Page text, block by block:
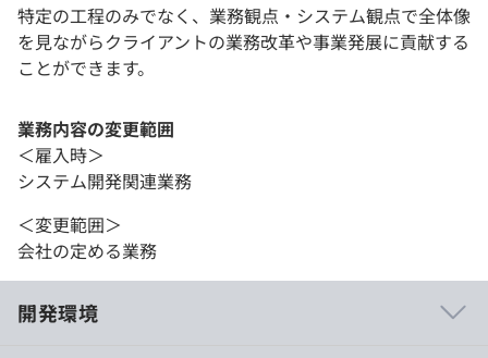
特定の工程のみでなく、業務観点・システム観点で全体像
を見ながらクライアントの業務改革や事業発展に貢献する
ことができます。
業務内容の変更範囲
＜雇入時＞
システム開発関連業務
＜変更範囲＞
会社の定める業務
開発環境